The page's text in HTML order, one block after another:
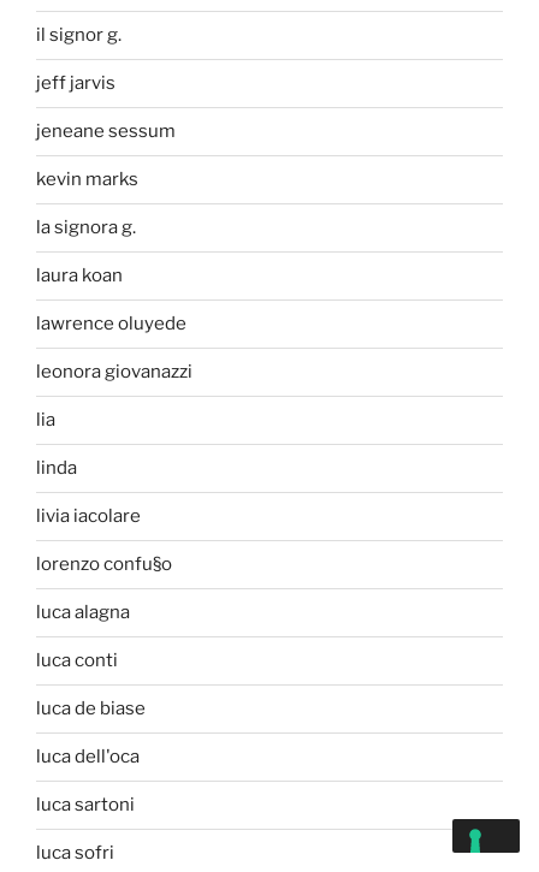
il signor g.
jeff jarvis
jeneane sessum
kevin marks
la signora g.
laura koan
lawrence oluyede
leonora giovanazzi
lia
linda
livia iacolare
lorenzo confu§o
luca alagna
luca conti
luca de biase
luca dell'oca
luca sartoni
luca sofri